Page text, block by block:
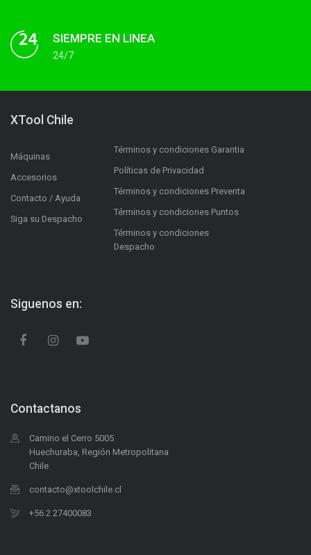
SIEMPRE EN LINEA
24/7
XTool Chile
Máquinas
Accesorios
Contacto / Ayuda
Siga su Despacho
Términos y condiciones Garantia
Políticas de Privacidad
Términos y condiciones Preventa
Términos y condiciones Puntos
Términos y condiciones
Despacho
Siguenos en:
Contactanos
Camino el Cerro 5005
Huechuraba, Región Metropolitana
Chile
contacto@xtoolchile.cl
+56 2 27400083